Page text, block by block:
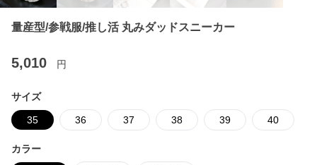
量産型/参戦服/推し活 丸みダッドスニーカー
5,010 円
サイズ
35 36 37 38 39 40
カラー